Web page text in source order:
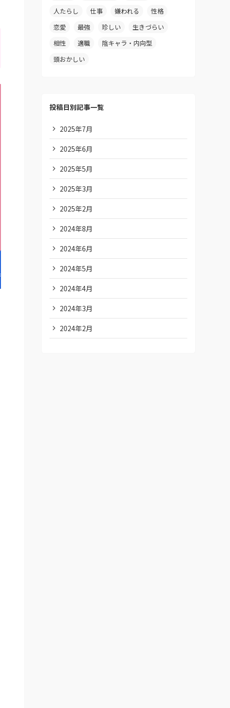
人たらし
仕事 嫌われる
性格
恋愛
最強 珍しい
生きづらい
相性
適職
陰キャラ・内向型
頭おかしい
投稿日別記事一覧
2025年7月
2025年6月
2025年5月
2025年3月
2025年2月
2024年8月
2024年6月
2024年5月
2024年4月
2024年3月
2024年2月